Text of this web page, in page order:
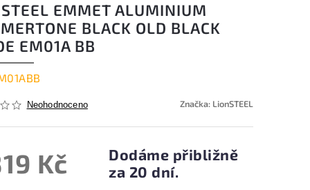
EMMET ALUMINIUM
BLACK OLD BLACK
EM01A BB
Neohodnoceno Značka: LionSTEEL
Kč
Dodáme přibližně
za 20 dní.